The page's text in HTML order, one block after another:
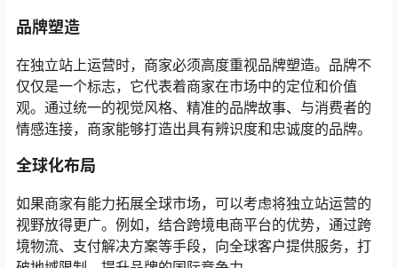
品牌塑造
在独立站上运营时，商家必须高度重视品牌塑造。品牌不
仅仅是一个标志，它代表着商家在市场中的定位和价值
观。通过统一的视觉风格、精准的品牌故事、与消费者的
情感连接，商家能够打造出具有辨识度和忠诚度的品牌。
全球化布局
如果商家有能力拓展全球市场，可以考虑将独立站运营的
视野放得更广。例如，结合跨境电商平台的优势，通过跨
境物流、支付解决方案等手段，向全球客户提供服务，打